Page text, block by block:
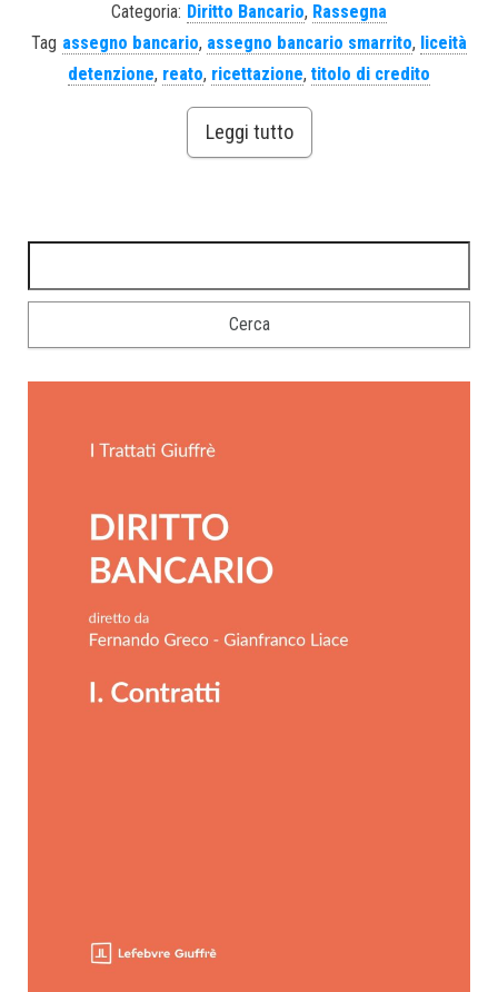
Categoria: Diritto Bancario, Rassegna
Tag assegno bancario, assegno bancario smarrito, liceità
detenzione, reato, ricettazione, titolo di credito
Leggi tutto